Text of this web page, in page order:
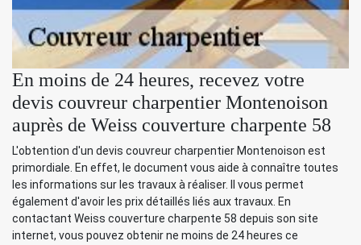
En moins de 24 heures, recevez votre
devis couvreur charpentier Montenoison
auprès de Weiss couverture charpente 58
L'obtention d'un devis couvreur charpentier Montenoison est
primordiale. En effet, le document vous aide à connaître toutes
les informations sur les travaux à réaliser. Il vous permet
également d'avoir les prix détaillés liés aux travaux. En
contactant Weiss couverture charpente 58 depuis son site
internet, vous pouvez obtenir ne moins de 24 heures ce